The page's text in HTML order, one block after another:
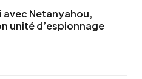
avec Netanyahou,
unité d’espionnage